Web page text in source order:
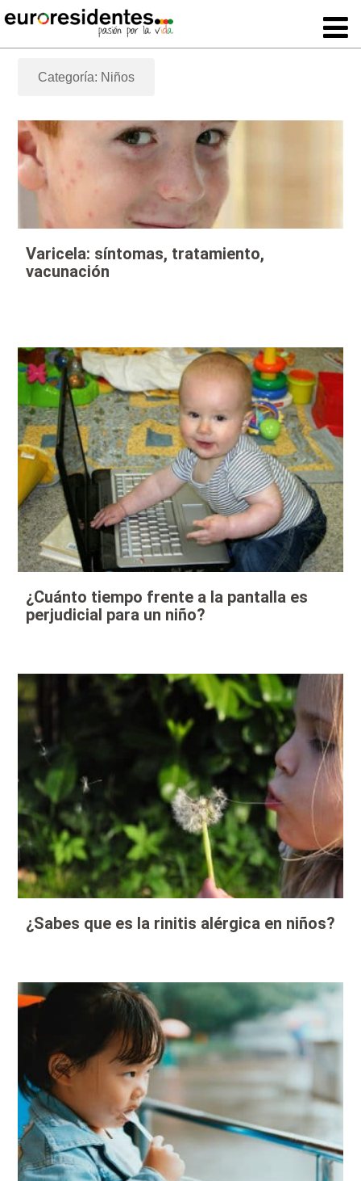
Categoría: Niños
Varicela: síntomas, tratamiento,
vacunación
¿Cuánto tiempo frente a la pantalla es
perjudicial para un niño?
¿Sabes que es la rinitis alérgica en niños?